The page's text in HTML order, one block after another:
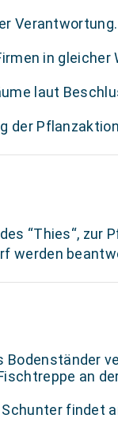
Verantwortung.
in gleicher
laut
der
“Thies“,
werden
Bodenständer
an
findet